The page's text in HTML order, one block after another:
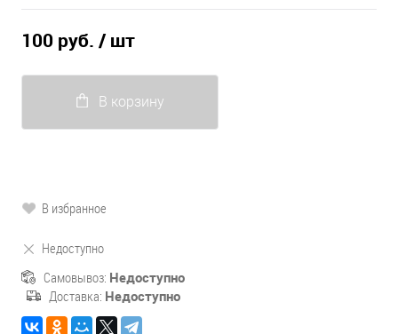
100 руб. / шт
В корзину
В избранное
Недоступно
Самовывоз: Недоступно
Доставка: Недоступно